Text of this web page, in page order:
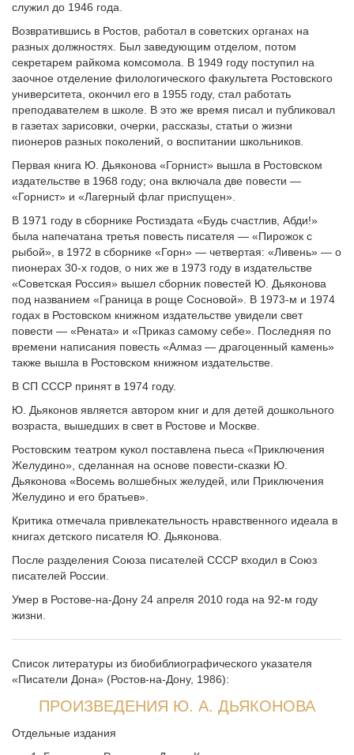
служил до 1946 года.
Возвратившись в Ростов, работал в советских органах на
разных должностях. Был заведующим отделом, потом
секретарем райкома комсомола. В 1949 году поступил на
заочное отделение филологического факультета Ростовского
университета, окончил его в 1955 году, стал работать
преподавателем в школе. В это же время писал и публиковал
в газетах зарисовки, очерки, рассказы, статьи о жизни
пионеров разных поколений, о воспитании школьников.
Первая книга Ю. Дьяконова «Горнист» вышла в Ростовском
издательстве в 1968 году; она включала две повести —
«Горнист» и «Лагерный флаг приспущен».
В 1971 году в сборнике Ростиздата «Будь счастлив, Абди!»
была напечатана третья повесть писателя — «Пирожок с
рыбой», в 1972 в сборнике «Горн» — четвертая: «Ливень» — о
пионерах 30-х годов, о них же в 1973 году в издательстве
«Советская Россия» вышел сборник повестей Ю. Дьяконова
под названием «Граница в роще Сосновой». В 1973-м и 1974
годах в Ростовском книжном издательстве увидели свет
повести — «Рената» и «Приказ самому себе». Последняя по
времени написания повесть «Алмаз — драгоценный камень»
также вышла в Ростовском книжном издательстве.
В СП СССР принят в 1974 году.
Ю. Дьяконов является автором книг и для детей дошкольного
возраста, вышедших в свет в Ростове и Москве.
Ростовским театром кукол поставлена пьеса «Приключения
Желудино», сделанная на основе повести-сказки Ю.
Дьяконова «Восемь волшебных желудей, или Приключения
Желудино и его братьев».
Критика отмечала привлекательность нравственного идеала в
книгах детского писателя Ю. Дьяконова.
После разделения Союза писателей СССР входил в Союз
писателей России.
Умер в Ростове-на-Дону 24 апреля 2010 года на 92-м году
жизни.
Список литературы из биобиблиографического указателя
«Писатели Дона» (Ростов-на-Дону, 1986):
ПРОИЗВЕДЕНИЯ Ю. А. ДЬЯКОНОВА
Отдельные издания